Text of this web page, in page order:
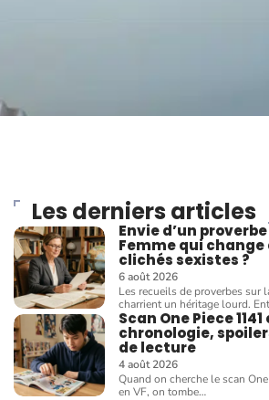
Les derniers articles
Envie d’un
Femme qui change
clichés sexistes ?
6 août 2026
Les recueils de proverbes sur
charrient un héritage lourd.
Scan One Piece 1141
chronologie,
de lecture
4 août 2026
Quand on cherche le scan
en VF, on tombe…